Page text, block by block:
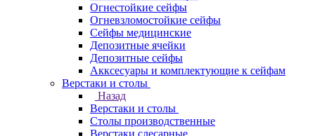
Огнестойкие сейфы
Огневзломостойкие сейфы
Сейфы медицинские
Депозитные ячейки
Депозитные сейфы
Акксесуары и комплектующие к сейфам
Верстаки и столы
Назад
Верстаки и столы
Столы производственные
Верстаки слесарные